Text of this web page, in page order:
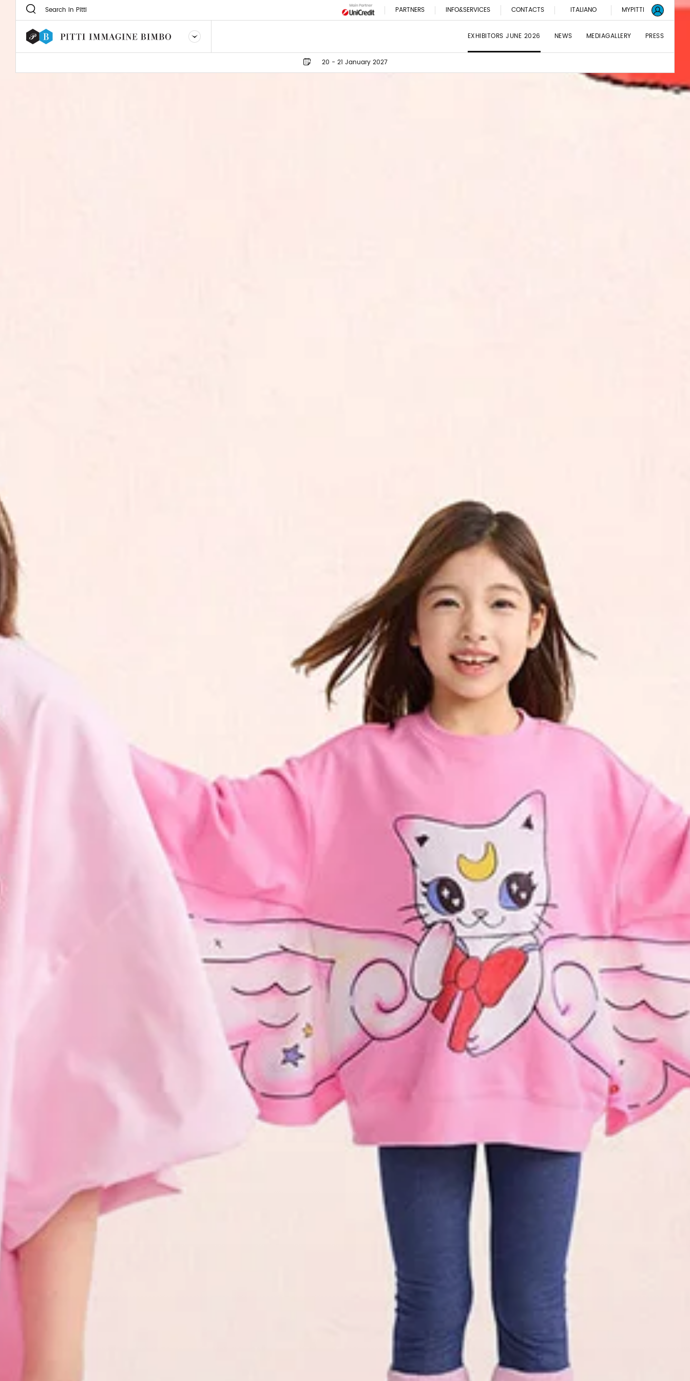
PARTNERS INFO&SERVICES CONTACTS ITALIANO MYPITTI
EXHIBITORS JUNE 2026 NEWS MEDIAGALLERY PRESS
20 - 21 January 2027